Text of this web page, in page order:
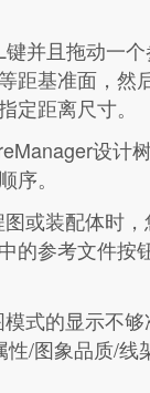
并且拖动一
距基准面，然
定距离尺寸。
设计
序。
或装配体时
的参考文件按
式的显示不
性/图象品质/线